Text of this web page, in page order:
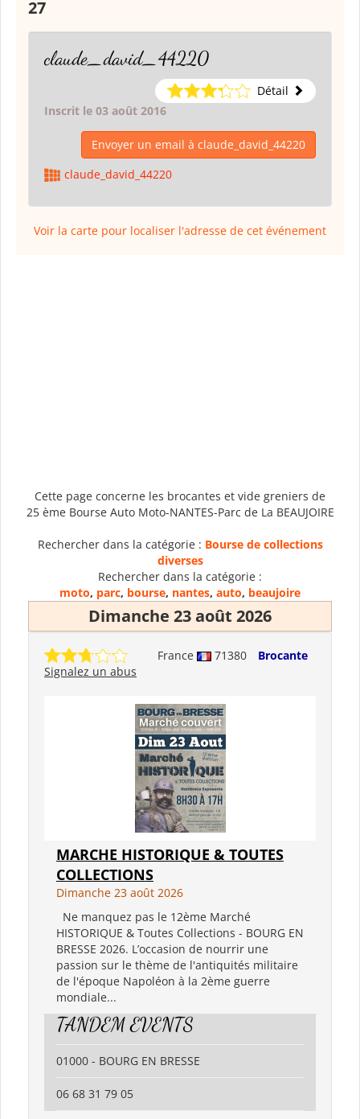
27
claude_david_44220
Détail
Inscrit le 03 août 2016
Envoyer un email à claude_david_44220
claude_david_44220
Voir la carte pour localiser l'adresse de cet événement
Cette page concerne les brocantes et vide greniers de
25 ème Bourse Auto Moto-NANTES-Parc de La BEAUJOIRE
Rechercher dans la catégorie : Bourse de collections
diverses
Rechercher dans la catégorie :
moto, parc, bourse, nantes, auto, beaujoire
Dimanche 23 août 2026
France 71380
Brocante
Signalez un abus
MARCHE HISTORIQUE & TOUTES
COLLECTIONS
Dimanche 23 août 2026
Ne manquez pas le 12ème Marché
HISTORIQUE & Toutes Collections - BOURG EN
BRESSE 2026. L’occasion de nourrir une
passion sur le thème de l'antiquités militaire
de l'époque Napoléon à la 2ème guerre
mondiale...
TANDEM EVENTS
01000 - BOURG EN BRESSE
06 68 31 79 05